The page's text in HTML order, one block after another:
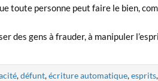
toute personne peut faire le bien,
des gens à frauder, à manipuler
,défunt,écriture automatique,esprits,